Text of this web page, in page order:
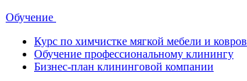
Обучение
Курс по химчистке мягкой мебели и ковров
Обучение профессиональному клинингу
Бизнес-план клининговой компании